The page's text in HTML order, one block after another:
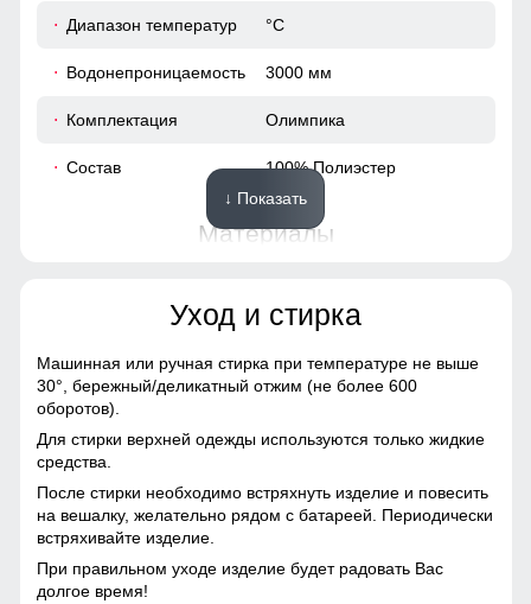
Диапазон температур °С
Водонепроницаемость 3000 мм
Комплектация Олимпика
Состав 100% Полиэстер
Материалы
Полиэстер, Экологичные
материалы
Материал подкладки Полиэстер
Дышащая
Конструктивные особенности
Покрой Прямой/Зауженный
↓ Показать
Уход и стирка
Машинная или ручная стирка при температуре не выше
30°, бережный/деликатный отжим (не более 600
оборотов).
Для стирки верхней одежды используются только жидкие
средства.
После стирки необходимо встряхнуть изделие и повесить
на вешалку, желательно рядом с батареей. Периодически
встряхивайте изделие.
При правильном уходе изделие будет радовать Вас
долгое время!